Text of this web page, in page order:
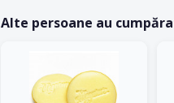
Alte persoane au